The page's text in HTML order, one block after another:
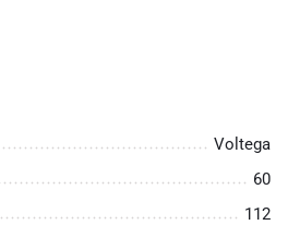
Voltega
60
112